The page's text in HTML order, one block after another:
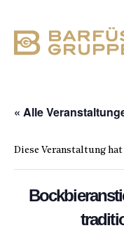
« Alle
Diese Veranstaltung